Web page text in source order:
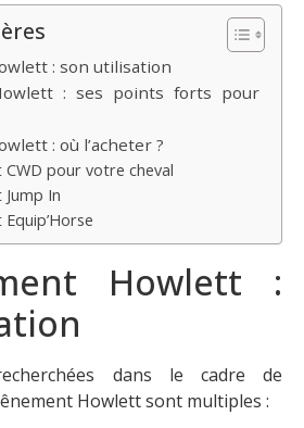
: son utilisation
: ses points forts pour
: où l’acheter ?
CWD pour votre cheval
Jump In
Equip’Horse
Howlett :
dans le cadre de
Howlett sont multiples :